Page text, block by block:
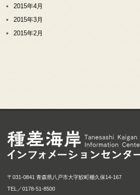
2015年4月
2015年3月
2015年2月
〒031-0841 青森県八戸市大字鮫町棚久保14-167
TEL／0178-51-8500